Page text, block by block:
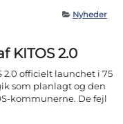
Nyheder
KITOS 2.0
2.0 officielt launchet i 75
som planlagt og den
kommunerne. De fejl